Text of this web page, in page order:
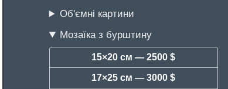
Об'ємні картини
Мозаїка з бурштину
15×20 см —2500 $
17×25 см —3000 $